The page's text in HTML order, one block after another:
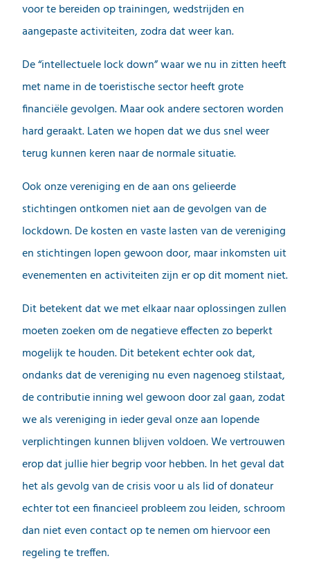
voor te bereiden op trainingen, wedstrijden en
aangepaste activiteiten, zodra dat weer kan.
De “intellectuele lock down” waar we nu in zitten heeft
met name in de toeristische sector heeft grote
financiële gevolgen. Maar ook andere sectoren worden
hard geraakt. Laten we hopen dat we dus snel weer
terug kunnen keren naar de normale situatie.
Ook onze vereniging en de aan ons gelieerde
stichtingen ontkomen niet aan de gevolgen van de
lockdown. De kosten en vaste lasten van de vereniging
en stichtingen lopen gewoon door, maar inkomsten uit
evenementen en activiteiten zijn er op dit moment niet.
Dit betekent dat we met elkaar naar oplossingen zullen
moeten zoeken om de negatieve effecten zo beperkt
mogelijk te houden. Dit betekent echter ook dat,
ondanks dat de vereniging nu even nagenoeg stilstaat,
de contributie inning wel gewoon door zal gaan, zodat
we als vereniging in ieder geval onze aan lopende
verplichtingen kunnen blijven voldoen. We vertrouwen
erop dat jullie hier begrip voor hebben. In het geval dat
het als gevolg van de crisis voor u als lid of donateur
echter tot een financieel probleem zou leiden, schroom
dan niet even contact op te nemen om hiervoor een
regeling te treffen.